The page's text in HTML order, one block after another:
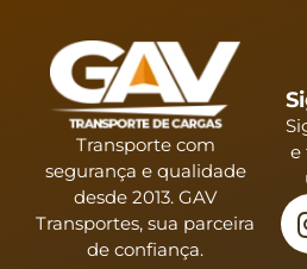
Transporte com
segurança e qualidade
desde 2013. GAV
Transportes, sua parceira
de confiança.
e